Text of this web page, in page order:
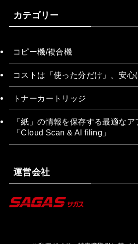
カテゴリー
コピー機/複合機
コストは「使った分だけ」。安心
トナーカートリッジ
「紙」の情報を保存する最適な
「Cloud Scan & AI filing」
運営会社